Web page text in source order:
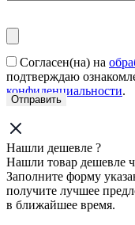
Согласен(на) на
подтверждаю
конфиденциальности.
Нашли дешевле ?
Нашли товар дешевле
Заполните форму
получите лучшее
в ближайшее время.